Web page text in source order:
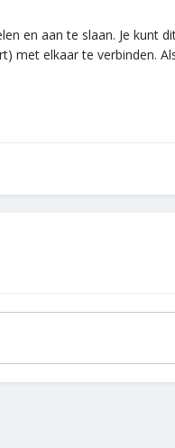
en aan te slaan. Je kunt
met elkaar te verbinden.